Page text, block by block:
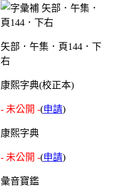
矢部．午集．頁144．下
右
康熙字典(校正本)
- 未公開 -(申請)
康熙字典
- 未公開 -(申請)
彙音寶鑑